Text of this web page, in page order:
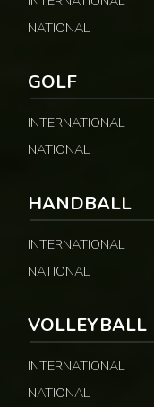
NATIONAL
GOLF
INTERNATIONAL
NATIONAL
HANDBALL
INTERNATIONAL
NATIONAL
VOLLEYBALL
INTERNATIONAL
NATIONAL